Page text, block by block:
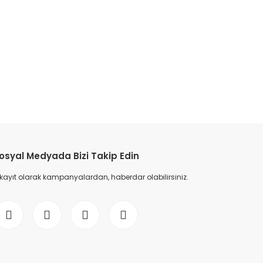
Medyada Bizi Takip Edin
olarak kampanyalardan, haberdar olabilirsiniz.